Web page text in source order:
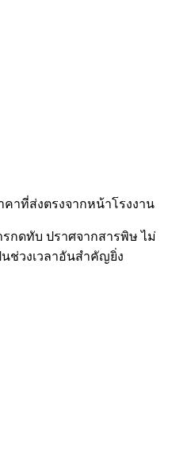
าที่ส่งตรงจากหน้าโรงงาน
รกดทับ ปราศจากสารพิษ ไม่
ช่วงเวลาอันสำคัญยิ่ง